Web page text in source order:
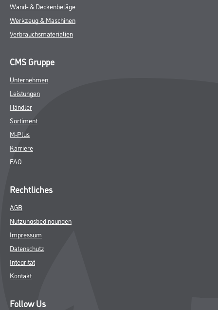
Wand- & Deckenbeläge
Werkzeug & Maschinen
Verbrauchsmaterialien
CMS Gruppe
Unternehmen
Leistungen
Händler
Sortiment
M-Plus
Karriere
FAQ
Rechtliches
AGB
Nutzungsbedingungen
Impressum
Datenschutz
Integrität
Kontakt
Follow Us